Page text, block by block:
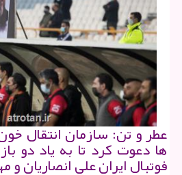
عطر و تن: سازمان انتقال
ها دعوت کرد تا به یاد دو